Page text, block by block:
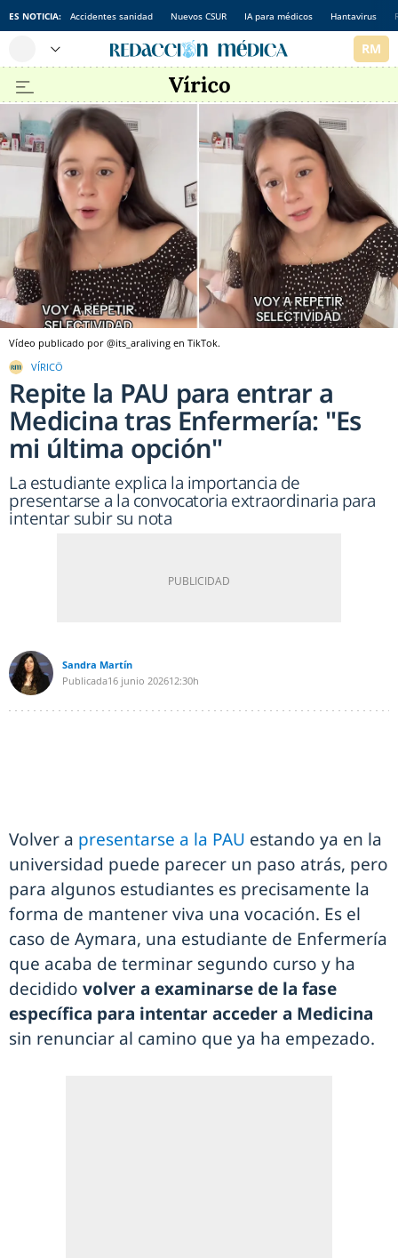
ES NOTICIA: Accidentes sanidad Nuevos CSUR IA para médicos Hantavirus
Vídeo publicado por @its_araliving en TikTok.
VÍRICÖ
Repite la PAU para entrar a
Medicina tras Enfermería: "Es
mi última opción"
La estudiante explica la importancia de
presentarse a la convocatoria extraordinaria para
intentar subir su nota
Sandra Martín
Publicada16 junio 202612:30h
Volver a presentarse a la PAU estando ya en la
universidad puede parecer un paso atrás, pero
para algunos estudiantes es precisamente la
forma de mantener viva una vocación. Es el
caso de Aymara, una estudiante de Enfermería
que acaba de terminar segundo curso y ha
decidido volver a examinarse de la fase
específica para intentar acceder a Medicina
sin renunciar al camino que ya ha empezado.